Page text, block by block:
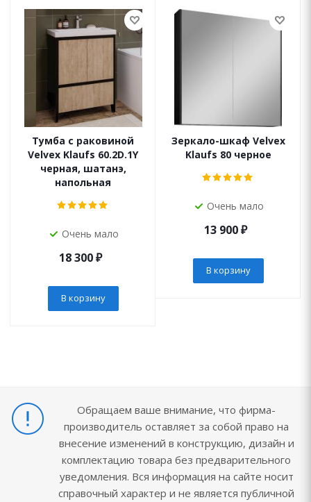
Тумба с раковиной
Velvex Klaufs 60.2D.1Y
черная, шатанэ,
напольная
Очень мало
18 300₽
В корзину
Зеркало-шкаф Velvex
Klaufs 80 черное
Очень мало
13 900₽
В корзину
Обращаем ваше внимание, что фирма-
производитель оставляет за собой право на
внесение изменений в конструкцию, дизайн и
комплектацию товара без предварительного
уведомления. Вся информация на сайте носит
справочный характер и не является публичной